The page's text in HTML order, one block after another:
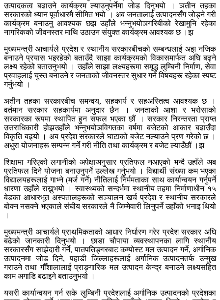
उत्पादकत्व बढाउने कार्यक्रम ल्याउनुपर्नेमा जोड दिनुभयो । ञतीन तहका
सरकारको ध्यान पूर्वाधारमै सीमित भयो । अब जनतालाई उत्पादनसँग जोड्ने गरी
कार्यक्रम बनाउनु आवश्यक छझ उहाँले भन्नुभयोञगरिबीको रेखामुनि रहेका
नागरिकको जीवनस्तर माथि उठाउन संयुक्त कार्यक्रम आवश्यक छ ।झ
मुख्यमन्त्री आचार्यले प्रदेश र स्थानीय सरकारबीचको सम्बन्धलाई अझ नजिक
बनाउने प्रयास भइरहेको बताउँदै साझा कार्यक्रमको विकासमार्फत अघि बढ्ने
लक्ष्य रहेको बताउनुभयो । उहाँले साझा लक्ष्यहरूमा समृद्ध लुम्बिनी निर्माण, सेवा
प्रवाहलाई चुस्त बनाउने र जनताको जीवनस्तर सुधार गर्ने विषयहरू रहेका स्पष्ट
गर्नुभयो ।
ञतीन तहका सरकारबीच समन्वय, सहकार्य र सहअस्तित्व आवश्यक छ ।
वर्तमान सरकार सहकार्यमा अनुदार छैन । जनताको आशा र भरोसाको
सरकारका रूपमा स्थापित हुन सफल भएका छौं । सरकार निरन्तरता प्राप्त
उत्तराधिकारी होझउहाँले भन्नुभयोञविगतका वर्षमा बजेटको आकार बढाउँदा
विकृति बढ्यो । अब प्रदेश सरकारले घाटाको बजेट नल्याउने प्रण गरेको छ ।
अधुरा योजनाहरू सम्पन्न गर्ने गरी नीति तथा कार्यक्रम र बजेट ल्याउँछौं ।झ
शिक्षामा गरिएको लगानीको अपेक्षाअनुसार प्रतिफल नआएको भन्दै उहाँले अब
प्रतिफल दिने योजना बनाउनुपर्ने उल्लेख गर्नुभयो । विद्यार्थी संख्या कम भएका
विद्यालयहरूलाई गाभ्ने (मर्ज गर्ने) नीतिलाई निर्ममताका साथ कार्यान्वयन गर्नुपर्ने
धारणा उहाँले राख्नुभयो । स्वास्थ्यको सन्दर्भमा स्थानीय तहमा निर्माणाधीन १५
बेडका आधारभूत अस्पतालहरूको सञ्चालन खर्च प्रदेश र स्थानीय सरकारले
बोक्न नसक्ने भएकाले संघीय सरकारले नै जिम्मेवारी लिनुपर्ने उहाँको भनाइ थियो
।
मुख्यमन्त्री आचार्यले प्राथमिकताको आधार निर्धारण गरेर प्रदेश सरकार अघि
बढेको जानकारी दिनुभयो । छाडा चौपाया व्यवस्थापनका लागि स्थानीय
सरकारसँग साझेदारी गर्ने, पातपतिङ्गरबाट कम्पोस्ट मल उत्पादन गर्ने, अर्गानिक
उत्पादनमा जोड दिने, पहाडी जिल्लाहरूलाई अर्गानिक उत्पादनतर्फ उन्मुख
गराउने तथा गौँशालालाई प्राङ्गारिक मल उत्पादन केन्द्र बनाउने लक्ष्यसहित
काम अगाडि बढाइने बताउनुभयो ।
यसरी कार्यान्वयन गर्न सके लुम्बिनी प्रदेशलाई अर्गानिक उत्पादनको प्रदेशका